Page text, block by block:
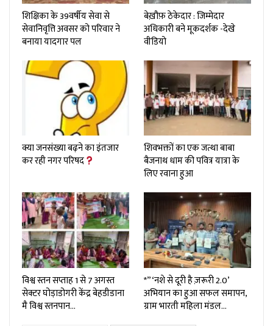
शिक्षिका के 39वर्षीय सेवा से
सेवानिवृत्ति अवसर को परिवार ने
बनाया यादगार पल
बेख़ौफ़ ठेकेदार : जिम्मेदार
अधिकारी बने मूकदर्शक -देखे
वीडियो
क्या जनसंख्या बढ़ने का इंतजार
कर रही नगर परिषद
शिवभक्तों का एक जत्था बाबा
बैजनाथ धाम की पवित्र यात्रा के
लिए रवाना हुआ
विश्व स्तन सप्ताह 1 से 7 अगस्त
सेक्टर घोड़ाडोगरी केंद्र बेहडीडाना
मै विश्व स्तनपान…
*”‘नशे से दूरी है ज़रूरी 2.0’
अभियान का हुआ सफल समापन,
ग्राम भारती महिला मंडल…